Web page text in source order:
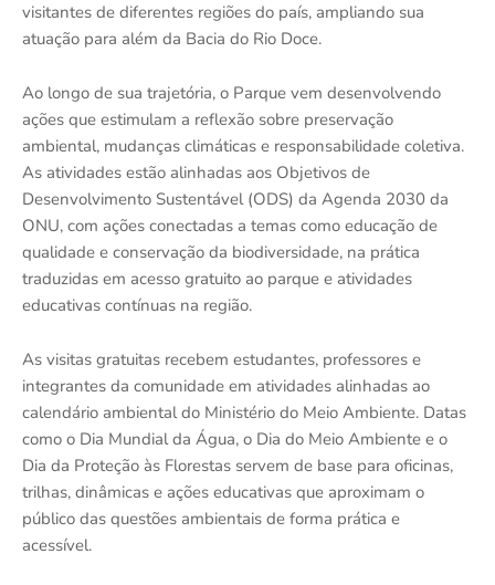
visitantes de diferentes regiões do país, ampliando sua
atuação para além da Bacia do Rio Doce.
Ao longo de sua trajetória, o Parque vem desenvolvendo
ações que estimulam a reflexão sobre preservação
ambiental, mudanças climáticas e responsabilidade coletiva.
As atividades estão alinhadas aos Objetivos de
Desenvolvimento Sustentável (ODS) da Agenda 2030 da
ONU, com ações conectadas a temas como educação de
qualidade e conservação da biodiversidade, na prática
traduzidas em acesso gratuito ao parque e atividades
educativas contínuas na região.
As visitas gratuitas recebem estudantes, professores e
integrantes da comunidade em atividades alinhadas ao
calendário ambiental do Ministério do Meio Ambiente. Datas
como o Dia Mundial da Água, o Dia do Meio Ambiente e o
Dia da Proteção às Florestas servem de base para oficinas,
trilhas, dinâmicas e ações educativas que aproximam o
público das questões ambientais de forma prática e
acessível.